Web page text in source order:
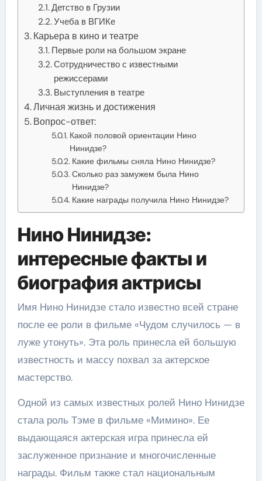
Детство в Грузии
Учеба в ВГИКе
Карьера в кино и театре
Первые роли на большом экране
Сотрудничество с известными
режиссерами
Выступления в театре
Личная жизнь и достижения
Вопрос-ответ:
Какой половой ориентации Нино
Нинидзе?
Какие фильмы сняла Нино Нинидзе?
Сколько раз замужем была Нино
Нинидзе?
Какие награды получила Нино Нинидзе?
Нино Нинидзе:
интересные факты и
биография актрисы
Имя Нино Нинидзе стало известно всей стране
после ее роли в фильме «Чудом случилось — в
луже утонуть». Эта роль принесла ей большую
известность и массу похвал за актерское
мастерство.
Одной из самых известных ролей Нино Нинидзе
стала роль Тэме в фильме «Мимино». Ее
выдающаяся актерская игра принесла ей
заслуженное признание и многочисленные
награды. Фильм также стал национальным